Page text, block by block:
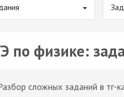
по физике:
сложных заданий в тг-